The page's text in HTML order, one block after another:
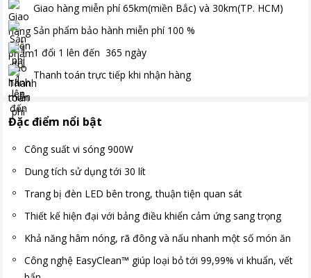
Giao hàng miễn phí 65km(miền Bắc) và 30km(TP. HCM)
Sản phẩm bảo hành miễn phí 100 %
1 đổi 1 lên đến 365 ngày
Thanh toán trực tiếp khi nhận hàng
Đặc điểm nổi bật
Công suất vi sóng 900W
Dung tích sử dụng tới 30 lít
Trang bị đèn LED bên trong, thuận tiện quan sát
Thiết kế hiện đại với bảng điều khiển cảm ứng sang trọng
Khả năng hâm nóng, rã đông và nấu nhanh một số món ăn
Công nghệ EasyClean™ giúp loại bỏ tới 99,99% vi khuẩn, vết